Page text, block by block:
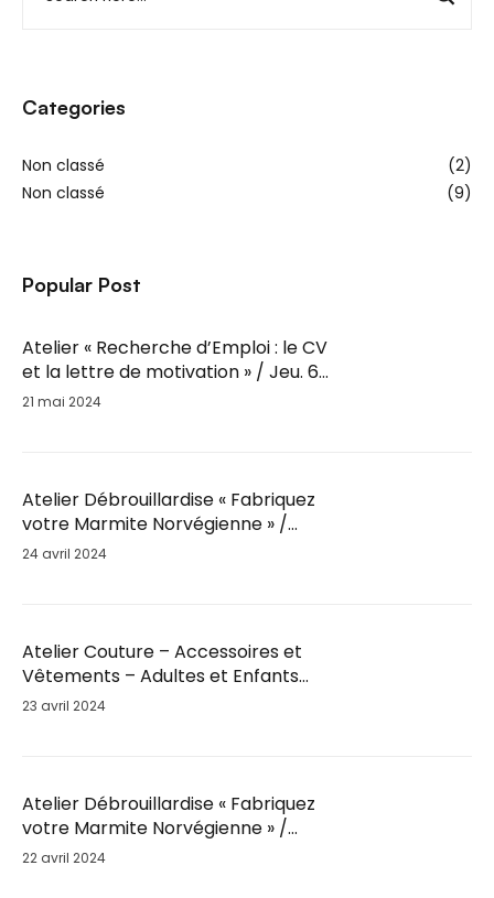
Categories
Non classé
(2)
Non classé
(9)
Popular Post
Atelier « Recherche d’Emploi : le CV
et la lettre de motivation » / Jeu. 6
Juin / 14h-16h
21 mai 2024
Atelier Débrouillardise « Fabriquez
votre Marmite Norvégienne » /
Mar. 28 Mai / 18h30
24 avril 2024
Atelier Couture – Accessoires et
Vêtements – Adultes et Enfants
par Fil’Ambule – Sam. 25 Mai / 10h
23 avril 2024
Atelier Débrouillardise « Fabriquez
votre Marmite Norvégienne » /
Sam. 25 Mai / 9h30
22 avril 2024